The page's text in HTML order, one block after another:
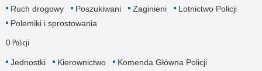
Ruch drogowy
Poszukiwani Zaginieni
Lotnictwo Policji
Polemiki i sprostowania
O Policji
Jednostki Kierownictwo
Komenda Główna Policji